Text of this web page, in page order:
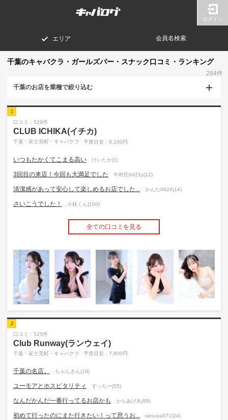
ログイン
エリア 会員名検索
千葉のキャバクラ・ガールズバー・スナック口コミ・ランキング
284件
千葉のお店を業種で絞り込む
1
口コミ：529件
CLUB ICHIKA(イチカ)
千葉・富士見町・キャバクラ 予算目安：8,100円
いつもたかくてこまる高い けいたか(1)
3回目の来店！今回も大満足でした 中村氏0421y(12)
清潔感があって安心して楽しめるお店でした... かんた0824(14)
さいこうでした！ 小枝くん(100)
全ての口コミを見る
2
口コミ：525件
Club Runway(ランウェイ)
千葉・富士見町・キャバクラ 予算目安：7,800円
千葉の名店。 ちゃんきん(19)
ユーモアとホスピタリティ ずっちー(55)
なんだかんだ一番行ってるお店かも からあげ丸(88)
初めて行ったのにまた行きたい！って思うお... tatsuya071(24)